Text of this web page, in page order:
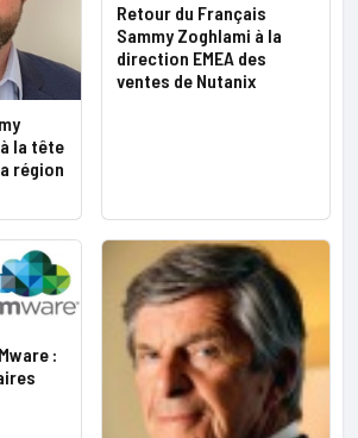
la tête
région
Retour du Français
Sammy Zoghlami à la
direction EMEA des
ventes de Nutanix
: